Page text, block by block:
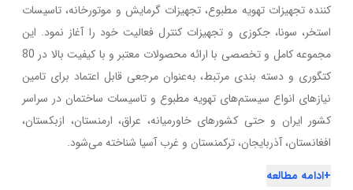
کننده تجهیزات تهویه مطبوع، تجهیزات گرمایش و موتورخانه، تاسیسات
استخر، سونا، جکوزی و تجهیزات کنترل فعالیت خود را آغاز نمود. این
مجموعه کامل و تخصصی با ارائه محصولات معتبر و با کیفیت بالا در 80
کتگوری و دسته بندی مرتبط، به‌عنوان مرجعی قابل اعتماد برای تامین
نیازهای انواع سیستم‌های تهویه مطبوع و تاسیسات ساختمان در سراسر
کشور ایران و حتی کشورهای خاورمیانه، عراق، ارمنستان، ازبکستان،
افغانستان، آذربایجان، ترکمنستان و غرب آسیا شناخته می‌شود.
+ادامه مطالعه